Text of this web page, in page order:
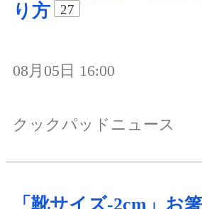
り方
27
08月05日 16:00
クックパッドニュース
「靴サイズ-2cm」お